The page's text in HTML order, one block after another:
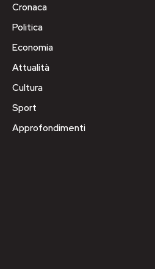
Cronaca
Politica
Economia
Attualità
Cultura
Sport
Approfondimenti